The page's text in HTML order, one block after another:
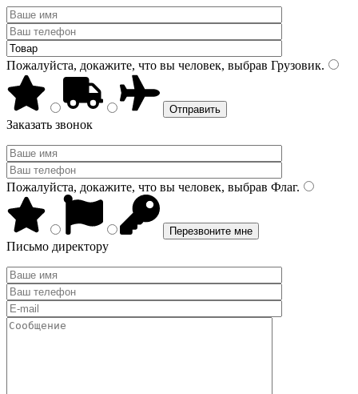
Пожалуйста, докажите, что вы человек, выбрав Грузовик.
Заказать звонок
Пожалуйста, докажите, что вы человек, выбрав Флаг.
Письмо директору